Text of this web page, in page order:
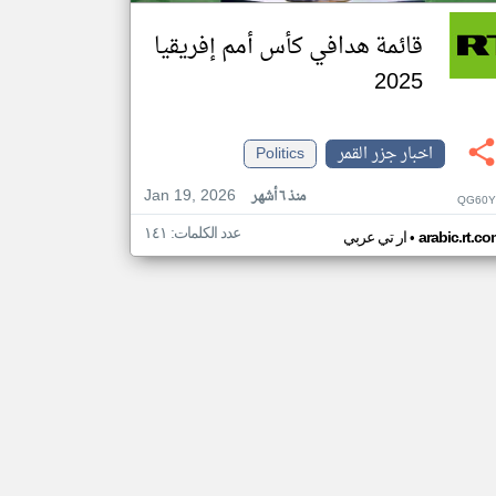
قائمة هدافي كأس أمم إفريقيا
2025
اخبار جزر القمر
Politics
Jan 19, 2026
منذ ٦ أشهر
ار تي عربي• عدد الكلمات: ١٤١